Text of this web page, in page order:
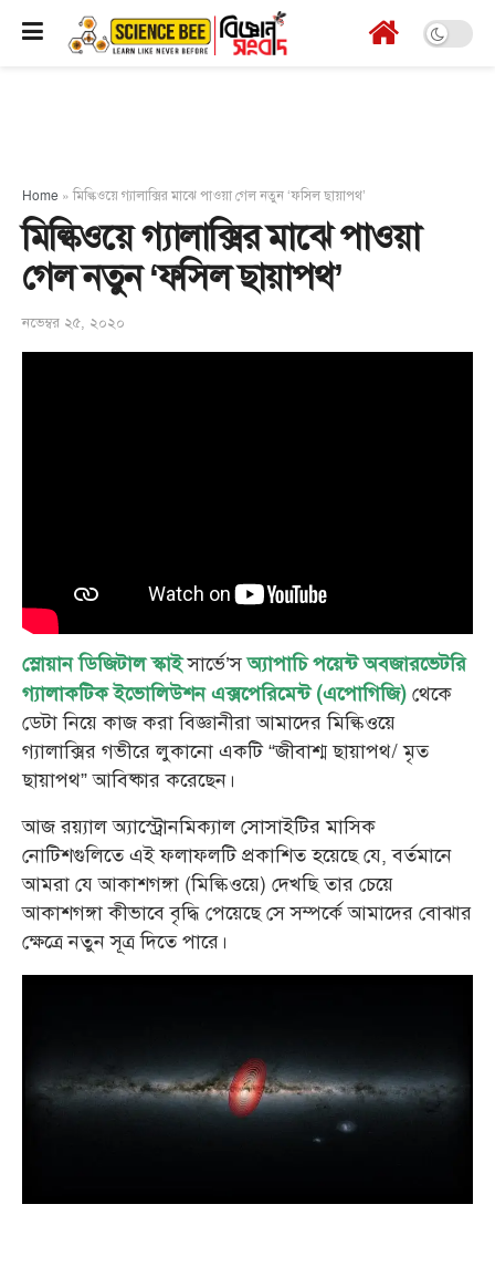
Home »মিল্কিওয়ে গ্যালাক্সির মাঝে পাওয়া গেল নতুন ‘ফসিল ছায়াপথ’
মিল্কিওয়ে গ্যালাক্সির মাঝে পাওয়া
গেল নতুন ‘ফসিল ছায়াপথ’
নভেম্বর ২৫, ২০২০
স্লোয়ান ডিজিটাল স্কাইসার্ভে’সঅ্যাপাচি পয়েন্ট অবজারভেটরি
গ্যালাকটিক ইভোলিউশন এক্সপেরিমেন্ট (এপোগিজি) থেকে
ডেটা নিয়ে কাজ করা বিজ্ঞানীরা আমাদের মিল্কিওয়ে
গ্যালাক্সির গভীরে লুকানো একটি “জীবাশ্ম ছায়াপথ/ মৃত
ছায়াপথ” আবিষ্কার করেছেন।
আজ রয়্যাল অ্যাস্ট্রোনমিক্যাল সোসাইটির মাসিক
নোটিশগুলিতে এই ফলাফলটি প্রকাশিত হয়েছে যে, বর্তমানে
আমরা যে আকাশগঙ্গা (মিল্কিওয়ে) দেখছি তার চেয়ে
আকাশগঙ্গা কীভাবে বৃদ্ধি পেয়েছে সে সম্পর্কে আমাদের বোঝার
ক্ষেত্রে নতুন সূত্র দিতে পারে।